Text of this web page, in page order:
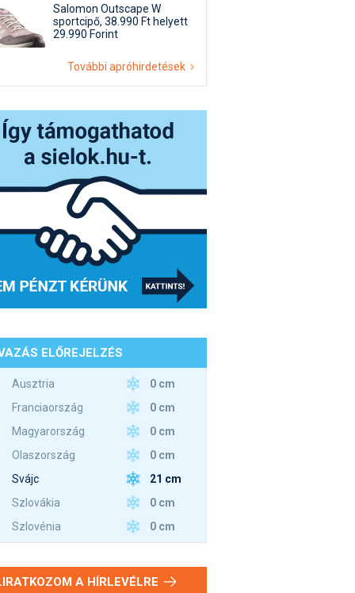
Salomon Outscape W
sportcipő, 38.990 Ft helyett
29.990 Forint
További apróhirdetések
ELŐREJELZÉS
Ausztria
0 cm
Franciaország
0 cm
Magyarország
0 cm
Olaszország
0 cm
Svájc
21 cm
Szlovákia
0 cm
Szlovénia
0 cm
A HÍRLEVÉLRE